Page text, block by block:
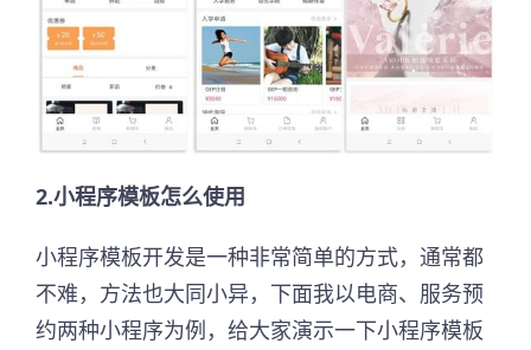
2.小程序模板怎么使用
小程序模板开发是一种非常简单的方式，通常都
不难，方法也大同小异，下面我以电商、服务预
约两种小程序为例，给大家演示一下小程序模板